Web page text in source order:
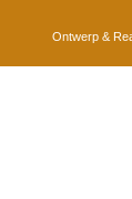
Ontwerp &